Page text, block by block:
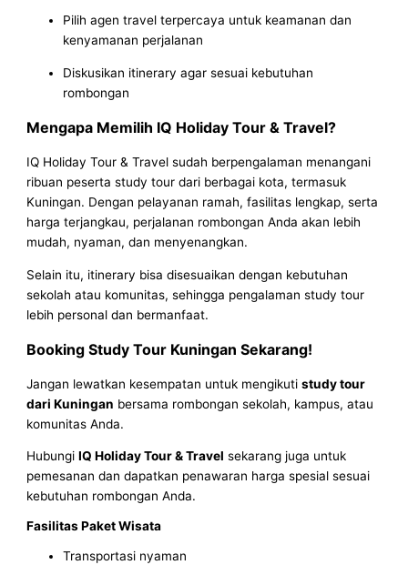
Pilih agen travel terpercaya untuk keamanan dan
kenyamanan perjalanan
Diskusikan itinerary agar sesuai kebutuhan
rombongan
Mengapa Memilih IQ Holiday Tour & Travel?
IQ Holiday Tour & Travel sudah berpengalaman menangani
ribuan peserta study tour dari berbagai kota, termasuk
Kuningan. Dengan pelayanan ramah, fasilitas lengkap, serta
harga terjangkau, perjalanan rombongan Anda akan lebih
mudah, nyaman, dan menyenangkan.
Selain itu, itinerary bisa disesuaikan dengan kebutuhan
sekolah atau komunitas, sehingga pengalaman study tour
lebih personal dan bermanfaat.
Booking Study Tour Kuningan Sekarang!
Jangan lewatkan kesempatan untuk mengikutistudy tour
dari Kuningan bersama rombongan sekolah, kampus, atau
komunitas Anda.
HubungiIQ Holiday Tour & Travel sekarang juga untuk
pemesanan dan dapatkan penawaran harga spesial sesuai
kebutuhan rombongan Anda.
Fasilitas Paket Wisata
Transportasi nyaman